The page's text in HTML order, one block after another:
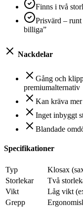
Finns i två
Prisvärd –
billiga”
Nackdelar
Gång och
premiumalternativ
Kan kräva
Inget inbyggt
Blandade
Specifikationer
Typ
Klosax
Storlekar
Två
Vikt
Låg vikt
Grepp